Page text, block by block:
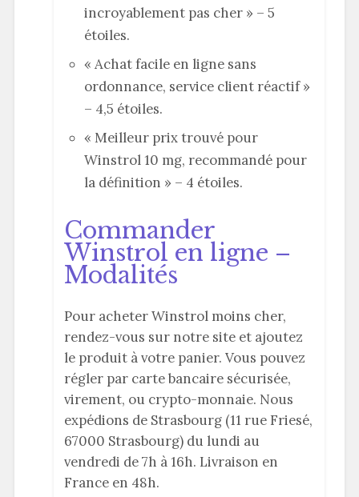
incroyablement pas cher » – 5
étoiles.
« Achat facile en ligne sans
ordonnance, service client réactif »
– 4,5 étoiles.
« Meilleur prix trouvé pour
Winstrol 10 mg, recommandé pour
la définition » – 4 étoiles.
Commander
Winstrol en ligne –
Modalités
Pour acheter Winstrol moins cher,
rendez-vous sur notre site et ajoutez
le produit à votre panier. Vous pouvez
régler par carte bancaire sécurisée,
virement, ou crypto-monnaie. Nous
expédions de Strasbourg (11 rue Friesé,
67000 Strasbourg) du lundi au
vendredi de 7h à 16h. Livraison en
France en 48h.